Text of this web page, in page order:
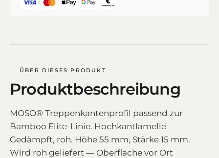
ÜBER DIESES PRODUKT
Produktbeschreibung
MOSO® Treppenkantenprofil passend zur
Bamboo Elite-Linie. Hochkantlamelle
Gedämpft, roh. Höhe 55 mm, Stärke 15 mm.
Wird roh geliefert — Oberfläche vor Ort